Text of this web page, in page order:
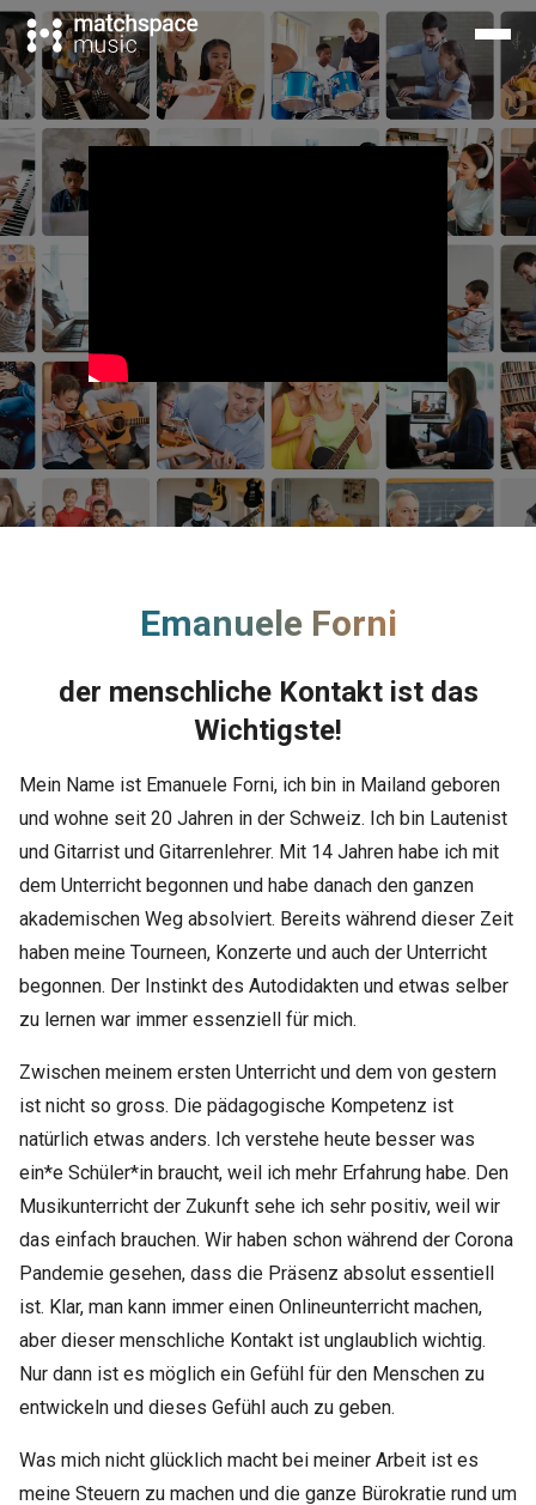
Emanuele Forni
der menschliche Kontakt ist das
Wichtigste!
Mein Name ist Emanuele Forni, ich bin in Mailand geboren
und wohne seit 20 Jahren in der Schweiz. Ich bin Lautenist
und Gitarrist und Gitarrenlehrer. Mit 14 Jahren habe ich mit
dem Unterricht begonnen und habe danach den ganzen
akademischen Weg absolviert. Bereits während dieser Zeit
haben meine Tourneen, Konzerte und auch der Unterricht
begonnen. Der Instinkt des Autodidakten und etwas selber
zu lernen war immer essenziell für mich.
Zwischen meinem ersten Unterricht und dem von gestern
ist nicht so gross. Die pädagogische Kompetenz ist
natürlich etwas anders. Ich verstehe heute besser was
ein*e Schüler*in braucht, weil ich mehr Erfahrung habe. Den
Musikunterricht der Zukunft sehe ich sehr positiv, weil wir
das einfach brauchen. Wir haben schon während der Corona
Pandemie gesehen, dass die Präsenz absolut essentiell
ist. Klar, man kann immer einen Onlineunterricht machen,
aber dieser menschliche Kontakt ist unglaublich wichtig.
Nur dann ist es möglich ein Gefühl für den Menschen zu
entwickeln und dieses Gefühl auch zu geben.
Was mich nicht glücklich macht bei meiner Arbeit ist es
meine Steuern zu machen und die ganze Bürokratie rund um